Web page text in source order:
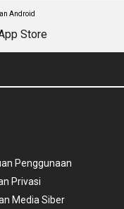
Android
Penggunaan
Privasi
Media Siber